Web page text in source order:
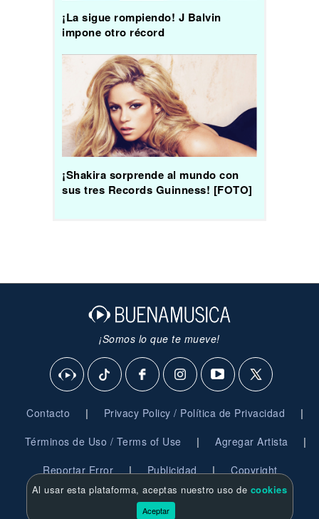
¡La sigue rompiendo! J Balvin
impone otro récord
¡Shakira sorprende al mundo con
sus tres Records Guinness! [FOTO]
¡Somos lo que te mueve!
Contacto | Privacy Policy / Política de Privacidad |
Términos de Uso / Terms of Use | Agregar Artista |
Reportar Error | Publicidad | Copyright
© 2026 BuenaMusica.com - Derechos Reservados
Al usar esta plataforma, aceptas nuestro uso de cookies
Aceptar